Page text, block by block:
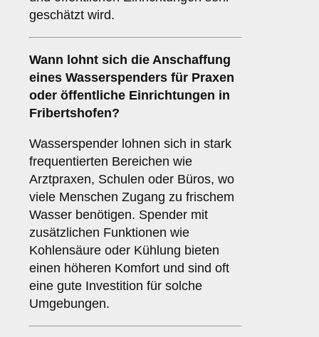
geschätzt wird.
Wann lohnt sich die Anschaffung
eines Wasserspenders für Praxen
oder öffentliche Einrichtungen in
Fribertshofen?
Wasserspender lohnen sich in stark
frequentierten Bereichen wie
Arztpraxen, Schulen oder Büros, wo
viele Menschen Zugang zu frischem
Wasser benötigen. Spender mit
zusätzlichen Funktionen wie
Kohlensäure oder Kühlung bieten
einen höheren Komfort und sind oft
eine gute Investition für solche
Umgebungen.